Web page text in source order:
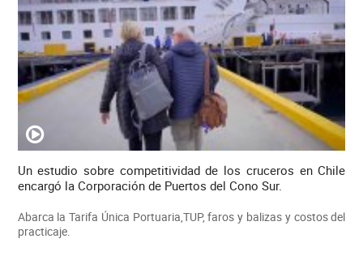
Un estudio sobre competitividad de los cruceros en Chile
encargó la Corporación de Puertos del Cono Sur.
Abarca la Tarifa Única Portuaria,TUP, faros y balizas y costos del
practicaje.